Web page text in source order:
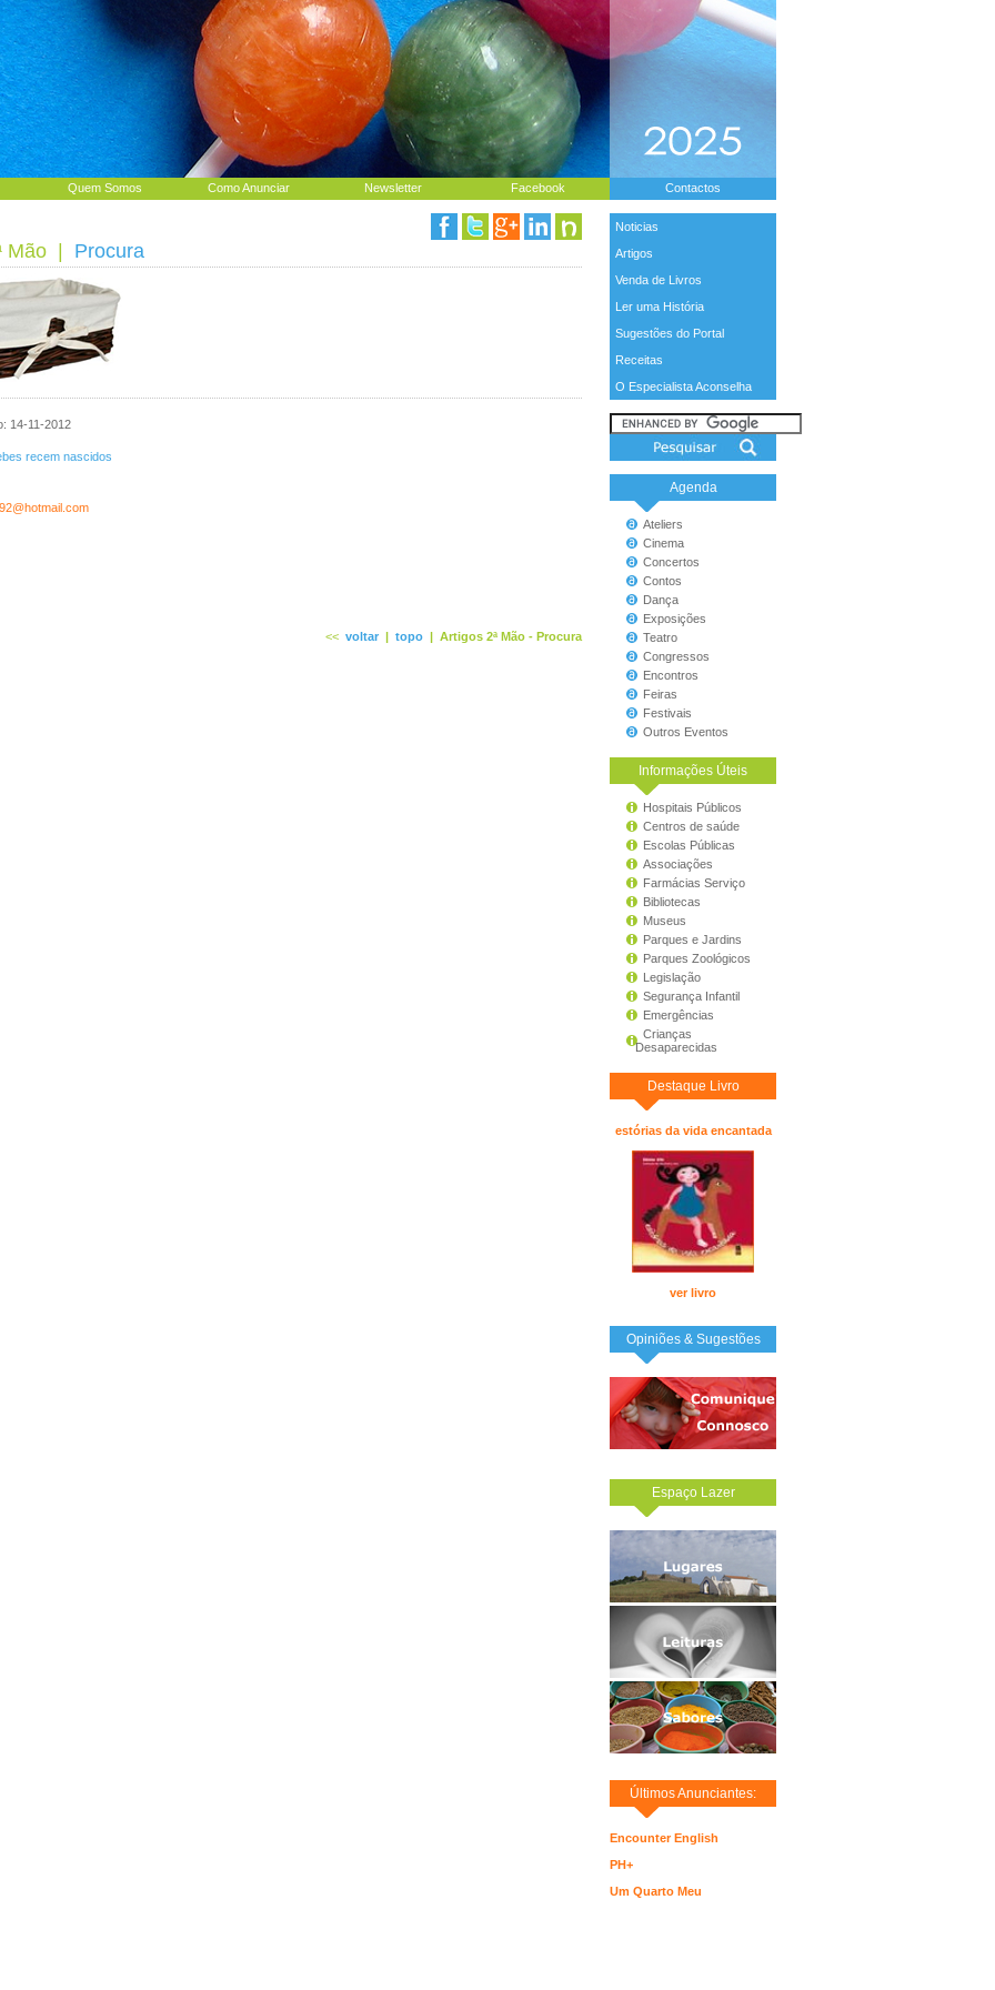
Quem Somos Como Anunciar Newsletter Facebook Contactos
Noticias
Artigos
Venda de Livros
Ler uma História
Sugestões do Portal
Receitas
O Especialista Aconselha
Agenda
Ateliers
Cinema
Concertos
Contos
Dança
Exposições
Teatro
Congressos
Encontros
Feiras
Festivais
Outros Eventos
Informações Úteis
Hospitais Públicos
Centros de saúde
Escolas Públicas
Associações
Farmácias Serviço
Bibliotecas
Museus
Parques e Jardins
Parques Zoológicos
Legislação
Segurança Infantil
Emergências
Crianças
Desaparecidas
Destaque Livro
estórias da vida encantada
ver livro
Opiniões & Sugestões
Espaço Lazer
Últimos Anunciantes:
Encounter English
PH+
Um Quarto Meu
Mão Procura
14-11-2012
recem nascidos
<< voltar | topo | Artigos 2ª Mão - Procura